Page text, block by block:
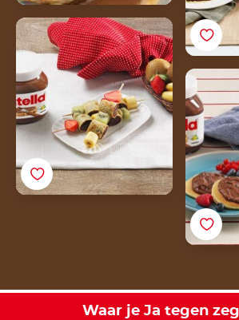
Pannenkoekenbrochettes
met Nutella®
Mini-
met
Waar je Ja tegen